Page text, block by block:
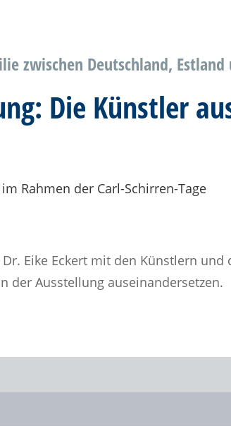
zwischen Deutschland, Estland
Die Künstler
Rahmen der Carl-Schirren-Tage
Eike Eckert mit den Künstlern und
der Ausstellung auseinandersetzen.